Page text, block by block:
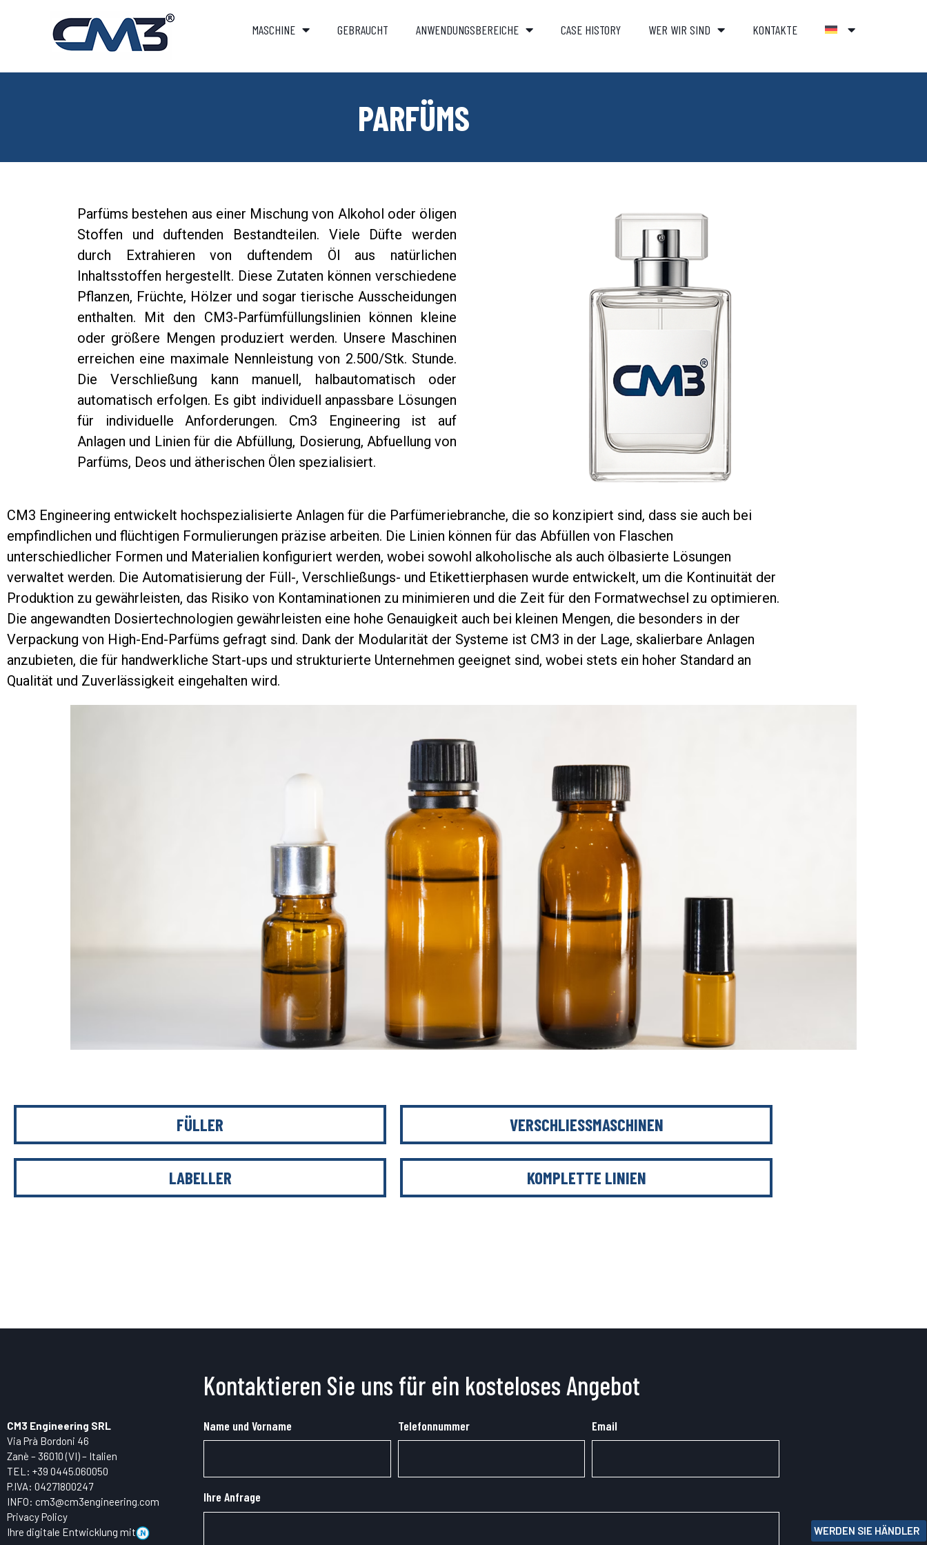
MASCHINE GEBRAUCHT ANWENDUNGSBEREICHE CASE HISTORY WER WIR SIND KONTAKTE
WERDEN SIE HÄNDLER
PARFÜMS
Parfüms bestehen aus einer Mischung von Alkohol oder öligen
Stoffen und duftenden Bestandteilen. Viele Düfte werden
durch Extrahieren von duftendem Öl aus natürlichen
Inhaltsstoffen hergestellt. Diese Zutaten können verschiedene
Pflanzen, Früchte, Hölzer und sogar tierische Ausscheidungen
enthalten. Mit den CM3-Parfümfüllungslinien können kleine
oder größere Mengen produziert werden. Unsere Maschinen
erreichen eine maximale Nennleistung von 2.500/Stk. Stunde.
Die Verschließung kann manuell, halbautomatisch oder
automatisch erfolgen. Es gibt individuell anpassbare Lösungen
für individuelle Anforderungen. Cm3 Engineering ist auf
Anlagen und Linien für die Abfüllung, Dosierung, Abfuellung von
Parfüms, Deos und ätherischen Ölen spezialisiert.
CM3 Engineering entwickelt hochspezialisierte Anlagen für die Parfümeriebranche, die so konzipiert sind, dass sie auch bei
empfindlichen und flüchtigen Formulierungen präzise arbeiten. Die Linien können für das Abfüllen von Flaschen
unterschiedlicher Formen und Materialien konfiguriert werden, wobei sowohl alkoholische als auch ölbasierte Lösungen
verwaltet werden. Die Automatisierung der Füll-, Verschließungs- und Etikettierphasen wurde entwickelt, um die Kontinuität der
Produktion zu gewährleisten, das Risiko von Kontaminationen zu minimieren und die Zeit für den Formatwechsel zu optimieren.
Die angewandten Dosiertechnologien gewährleisten eine hohe Genauigkeit auch bei kleinen Mengen, die besonders in der
Verpackung von High-End-Parfüms gefragt sind. Dank der Modularität der Systeme ist CM3 in der Lage, skalierbare Anlagen
anzubieten, die für handwerkliche Start-ups und strukturierte Unternehmen geeignet sind, wobei stets ein hoher Standard an
Qualität und Zuverlässigkeit eingehalten wird.
FÜLLER
LABELLER
VERSCHLIESSMASCHINEN
KOMPLETTE LINIEN
CM3 Engineering SRL
Via Prà Bordoni 46
Zanè – 36010 (VI) – Italien
TEL: +39 0445.060050
P.IVA: 04271800247
INFO: cm3@cm3engineering.com
Privacy Policy
Ihre digitale Entwicklung mit
Kontaktieren Sie uns für ein kosteloses Angebot
Name und Vorname Telefonnummer Email
Ihre Anfrage